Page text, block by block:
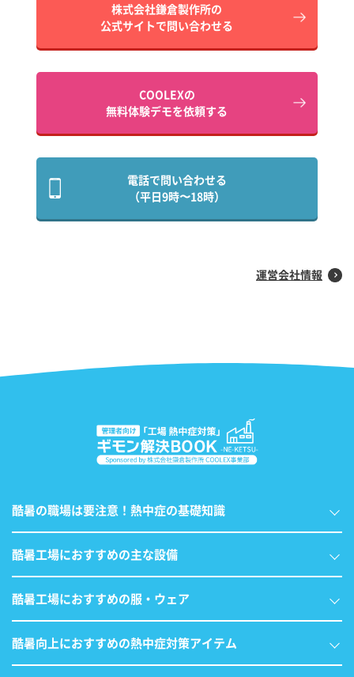
株式会社鎌倉製作所の
公式サイトで問い合わせる
COOLEXの
無料体験デモを依頼する
電話で問い合わせる
（平日9時〜18時）
運営会社情報
酷暑の職場は要注意！熱中症の基礎知識
酷暑工場におすすめの主な設備
酷暑工場におすすめの服・ウェア
酷暑向上におすすめの熱中症対策アイテム